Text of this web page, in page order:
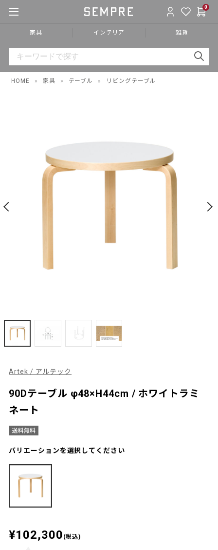
0
家具 インテリア 雑貨
HOME » 家具 » テーブル » リビングテーブル
Artek / アルテック
90Dテーブル φ48×H44cm / ホワイトラミ
ネート
バリエーションを選択してください
¥102,300 (税込)